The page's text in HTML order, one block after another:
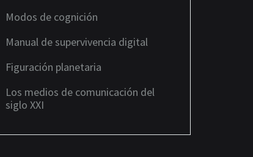
Modos de cognición
Manual de supervivencia digital
Figuración planetaria
Los medios de comunicación del
siglo XXI